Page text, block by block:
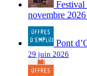
Festival
novembre 2026
Pont
29 juin 2026